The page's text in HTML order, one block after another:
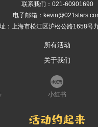
联系我们： 021-60901690
电子邮箱：
：上海市松江区沪松公路1658号
所有活动
关于我们
小红书